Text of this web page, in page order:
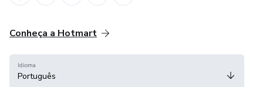
Conheça a Hotmart
Idioma
Português